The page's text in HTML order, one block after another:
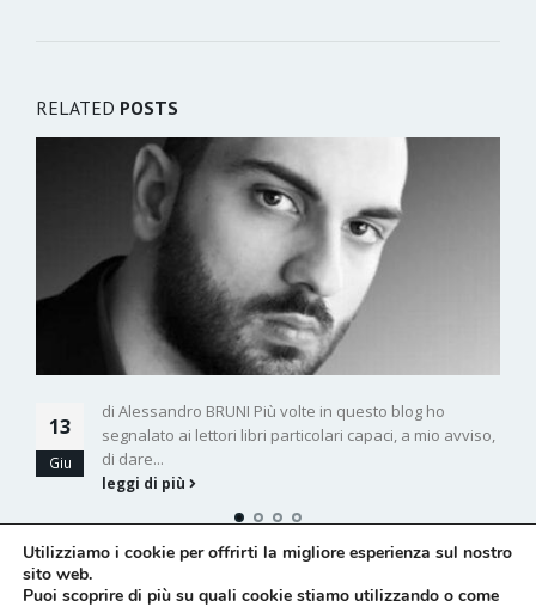
RELATED POSTS
blog ho
a mio avviso,
18
Vi racconto la mia storia. Ecco
cominciato a scrivere
momento...
Utilizziamo i cookie per offrirti la migliore esperienza sul nostro
sito web.
Puoi scoprire di più su quali cookie stiamo utilizzando o come